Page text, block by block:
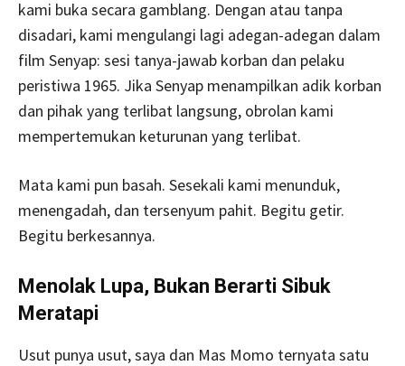
kami buka secara gamblang. Dengan atau tanpa
disadari, kami mengulangi lagi adegan-adegan dalam
film Senyap: sesi tanya-jawab korban dan pelaku
peristiwa 1965. Jika Senyap menampilkan adik korban
dan pihak yang terlibat langsung, obrolan kami
mempertemukan keturunan yang terlibat.
Mata kami pun basah. Sesekali kami menunduk,
menengadah, dan tersenyum pahit. Begitu getir.
Begitu berkesannya.
Menolak Lupa, Bukan Berarti Sibuk
Meratapi
Usut punya usut, saya dan Mas Momo ternyata satu